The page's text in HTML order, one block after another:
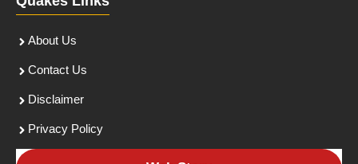
About Us
Contact Us
Disclaimer
Privacy Policy